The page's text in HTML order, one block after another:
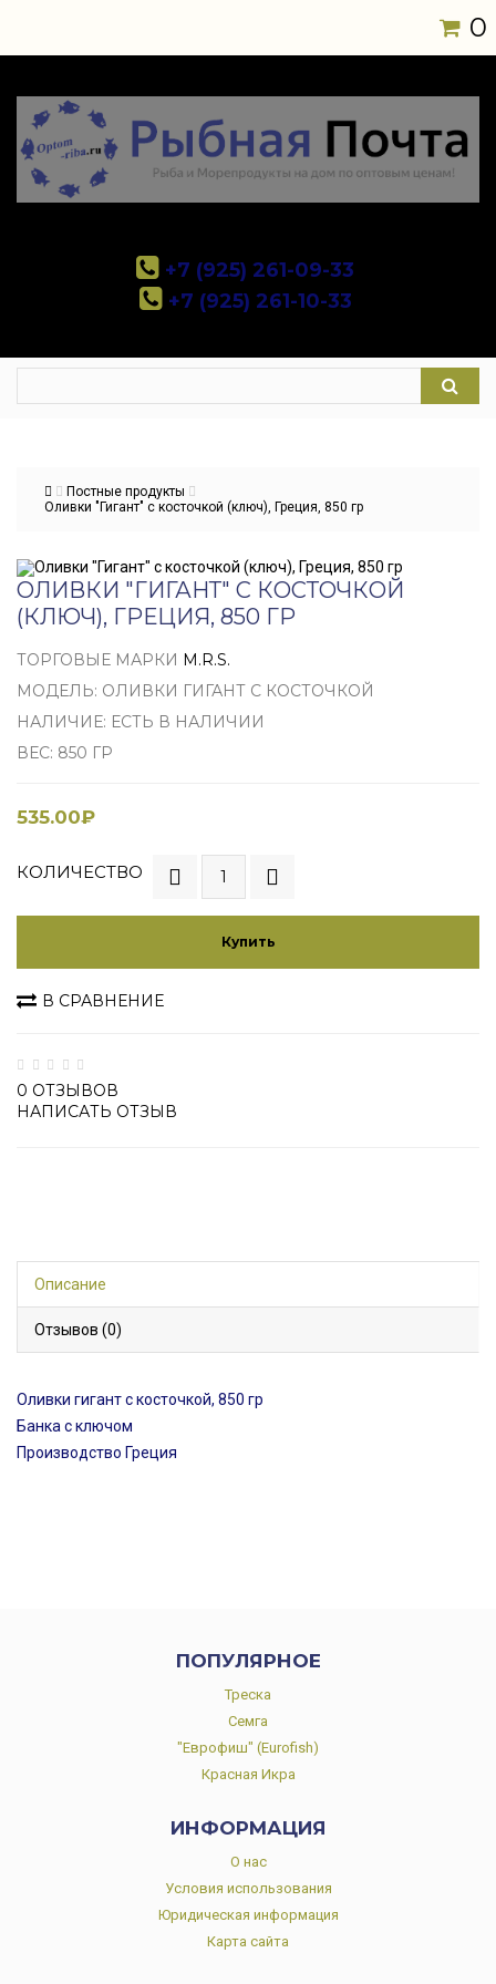
0
+7 (925) 261-09-33
+7 (925) 261-10-33
Постные продукты
Оливки "Гигант" с косточкой (ключ), Греция, 850 гр
ОЛИВКИ "ГИГАНТ" С КОСТОЧКОЙ
(КЛЮЧ), ГРЕЦИЯ, 850 ГР
ТОРГОВЫЕ МАРКИ M.R.S.
МОДЕЛЬ: ОЛИВКИ ГИГАНТ С КОСТОЧКОЙ
НАЛИЧИЕ: ЕСТЬ В НАЛИЧИИ
ВЕС: 850 ГР
535.00₽
КОЛИЧЕСТВО
Купить
В СРАВНЕНИЕ
0 ОТЗЫВОВ
НАПИСАТЬ ОТЗЫВ
Описание
Отзывов (0)
Оливки гигант с косточкой, 850 гр
Банка с ключом
Производство Греция
ПОПУЛЯРНОЕ
Треска
Семга
"Еврофиш" (Eurofish)
Красная Икра
ИНФОРМАЦИЯ
О нас
Условия использования
Юридическая информация
Карта сайта